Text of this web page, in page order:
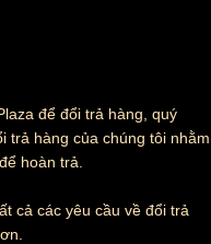
để đổi trả hàng, quý
trả hàng của chúng tôi nhằm
hoàn trả.
cả các yêu cầu về đổi trả